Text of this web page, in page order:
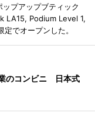
プアップブティック
LA15, Podium Level 1,
でオープンした。
のコンビニ 日本式